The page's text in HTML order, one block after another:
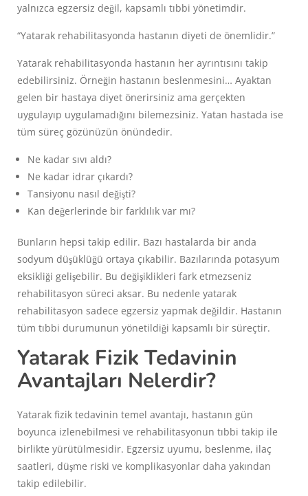
yalnızca egzersiz değil, kapsamlı tıbbi yönetimdir.
“Yatarak rehabilitasyonda hastanın diyeti de önemlidir.”
Yatarak rehabilitasyonda hastanın her ayrıntısını takip
edebilirsiniz. Örneğin hastanın beslenmesini… Ayaktan
gelen bir hastaya diyet önerirsiniz ama gerçekten
uygulayıp uygulamadığını bilemezsiniz. Yatan hastada ise
tüm süreç gözünüzün önündedir.
Ne kadar sıvı aldı?
Ne kadar idrar çıkardı?
Tansiyonu nasıl değişti?
Kan değerlerinde bir farklılık var mı?
Bunların hepsi takip edilir. Bazı hastalarda bir anda
sodyum düşüklüğü ortaya çıkabilir. Bazılarında potasyum
eksikliği gelişebilir. Bu değişiklikleri fark etmezseniz
rehabilitasyon süreci aksar. Bu nedenle yatarak
rehabilitasyon sadece egzersiz yapmak değildir. Hastanın
tüm tıbbi durumunun yönetildiği kapsamlı bir süreçtir.
Yatarak Fizik Tedavinin
Avantajları Nelerdir?
Yatarak fizik tedavinin temel avantajı, hastanın gün
boyunca izlenebilmesi ve rehabilitasyonun tıbbi takip ile
birlikte yürütülmesidir. Egzersiz uyumu, beslenme, ilaç
saatleri, düşme riski ve komplikasyonlar daha yakından
takip edilebilir.